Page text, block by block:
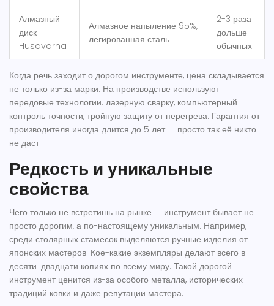
Алмазный
диск
Husqvarna
Алмазное напыление 95%,
легированная сталь
2-3 раза
дольше
обычных
Когда речь заходит о дорогом инструменте, цена складывается
не только из-за марки. На производстве используют
передовые технологии: лазерную сварку, компьютерный
контроль точности, тройную защиту от перегрева. Гарантия от
производителя иногда длится до 5 лет — просто так её никто
не даст.
Редкость и уникальные
свойства
Чего только не встретишь на рынке — инструмент бывает не
просто дорогим, а по-настоящему уникальным. Например,
среди столярных стамесок выделяются ручные изделия от
японских мастеров. Кое-какие экземпляры делают всего в
десяти-двадцати копиях по всему миру. Такой дорогой
инструмент ценится из-за особого металла, исторических
традиций ковки и даже репутации мастера.